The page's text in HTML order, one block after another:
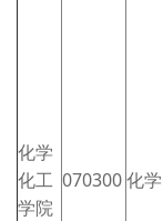
化学
化工
学院
070300 化学